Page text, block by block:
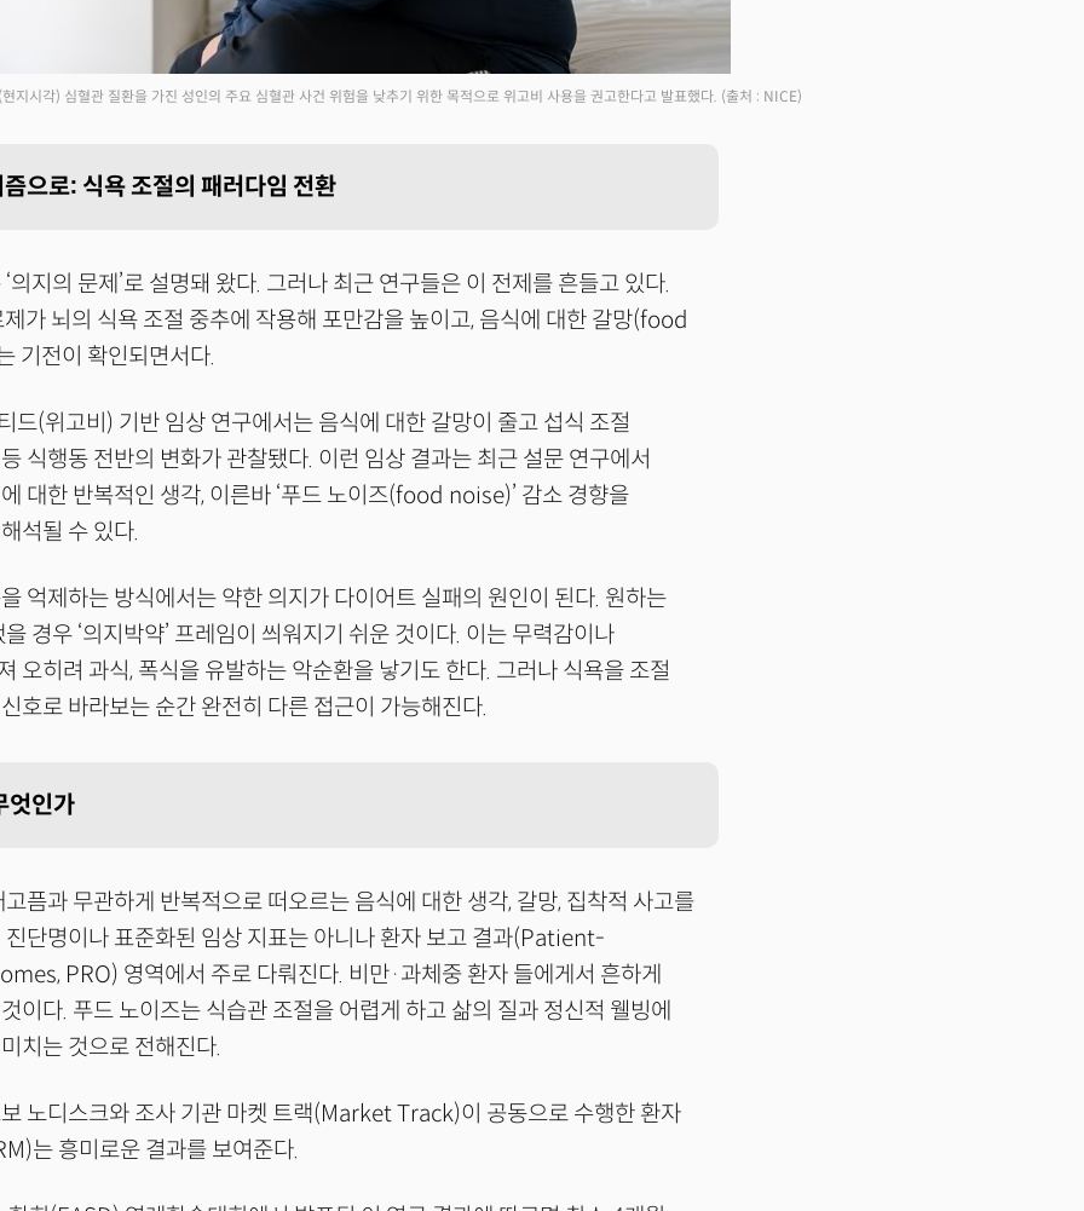
지시각) 심혈관 질환을 가진 성인의 주요 심혈관 사건 위험을 낮추기 위한 목적으로 위고비 사용을 권고한다고 발표했다. (출처 : NICE)
으로: 식욕 조절의 패러다임 전환
의지의 문제’로 설명돼 왔다. 그러나 최근 연구들은 이 전제를 흔들고 있다.
가 뇌의 식욕 조절 중추에 작용해 포만감을 높이고, 음식에 대한 갈망(food
기전이 확인되면서다.
드(위고비) 기반 임상 연구에서는 음식에 대한 갈망이 줄고 섭식 조절
식행동 전반의 변화가 관찰됐다. 이런 임상 결과는 최근 설문 연구에서
대한 반복적인 생각, 이른바 ‘푸드 노이즈(food noise)’ 감소 경향을
석될 수 있다.
억제하는 방식에서는 약한 의지가 다이어트 실패의 원인이 된다. 원하는
경우 ‘의지박약’ 프레임이 씌워지기 쉬운 것이다. 이는 무력감이나
오히려 과식, 폭식을 유발하는 악순환을 낳기도 한다. 그러나 식욕을 조절
호로 바라보는 순간 완전히 다른 접근이 가능해진다.
엇인가
픔과 무관하게 반복적으로 떠오르는 음식에 대한 생각, 갈망, 집착적 사고를
진단명이나 표준화된 임상 지표는 아니나 환자 보고 결과(Patient-
PRO) 영역에서 주로 다뤄진다. 비만·과체중 환자 들에게서 흔하게
이다. 푸드 노이즈는 식습관 조절을 어렵게 하고 삶의 질과 정신적 웰빙에
치는 것으로 전해진다.
노디스크와 조사 기관 마켓 트랙(Market Track)이 공동으로 수행한 환자
는 흥미로운 결과를 보여준다.